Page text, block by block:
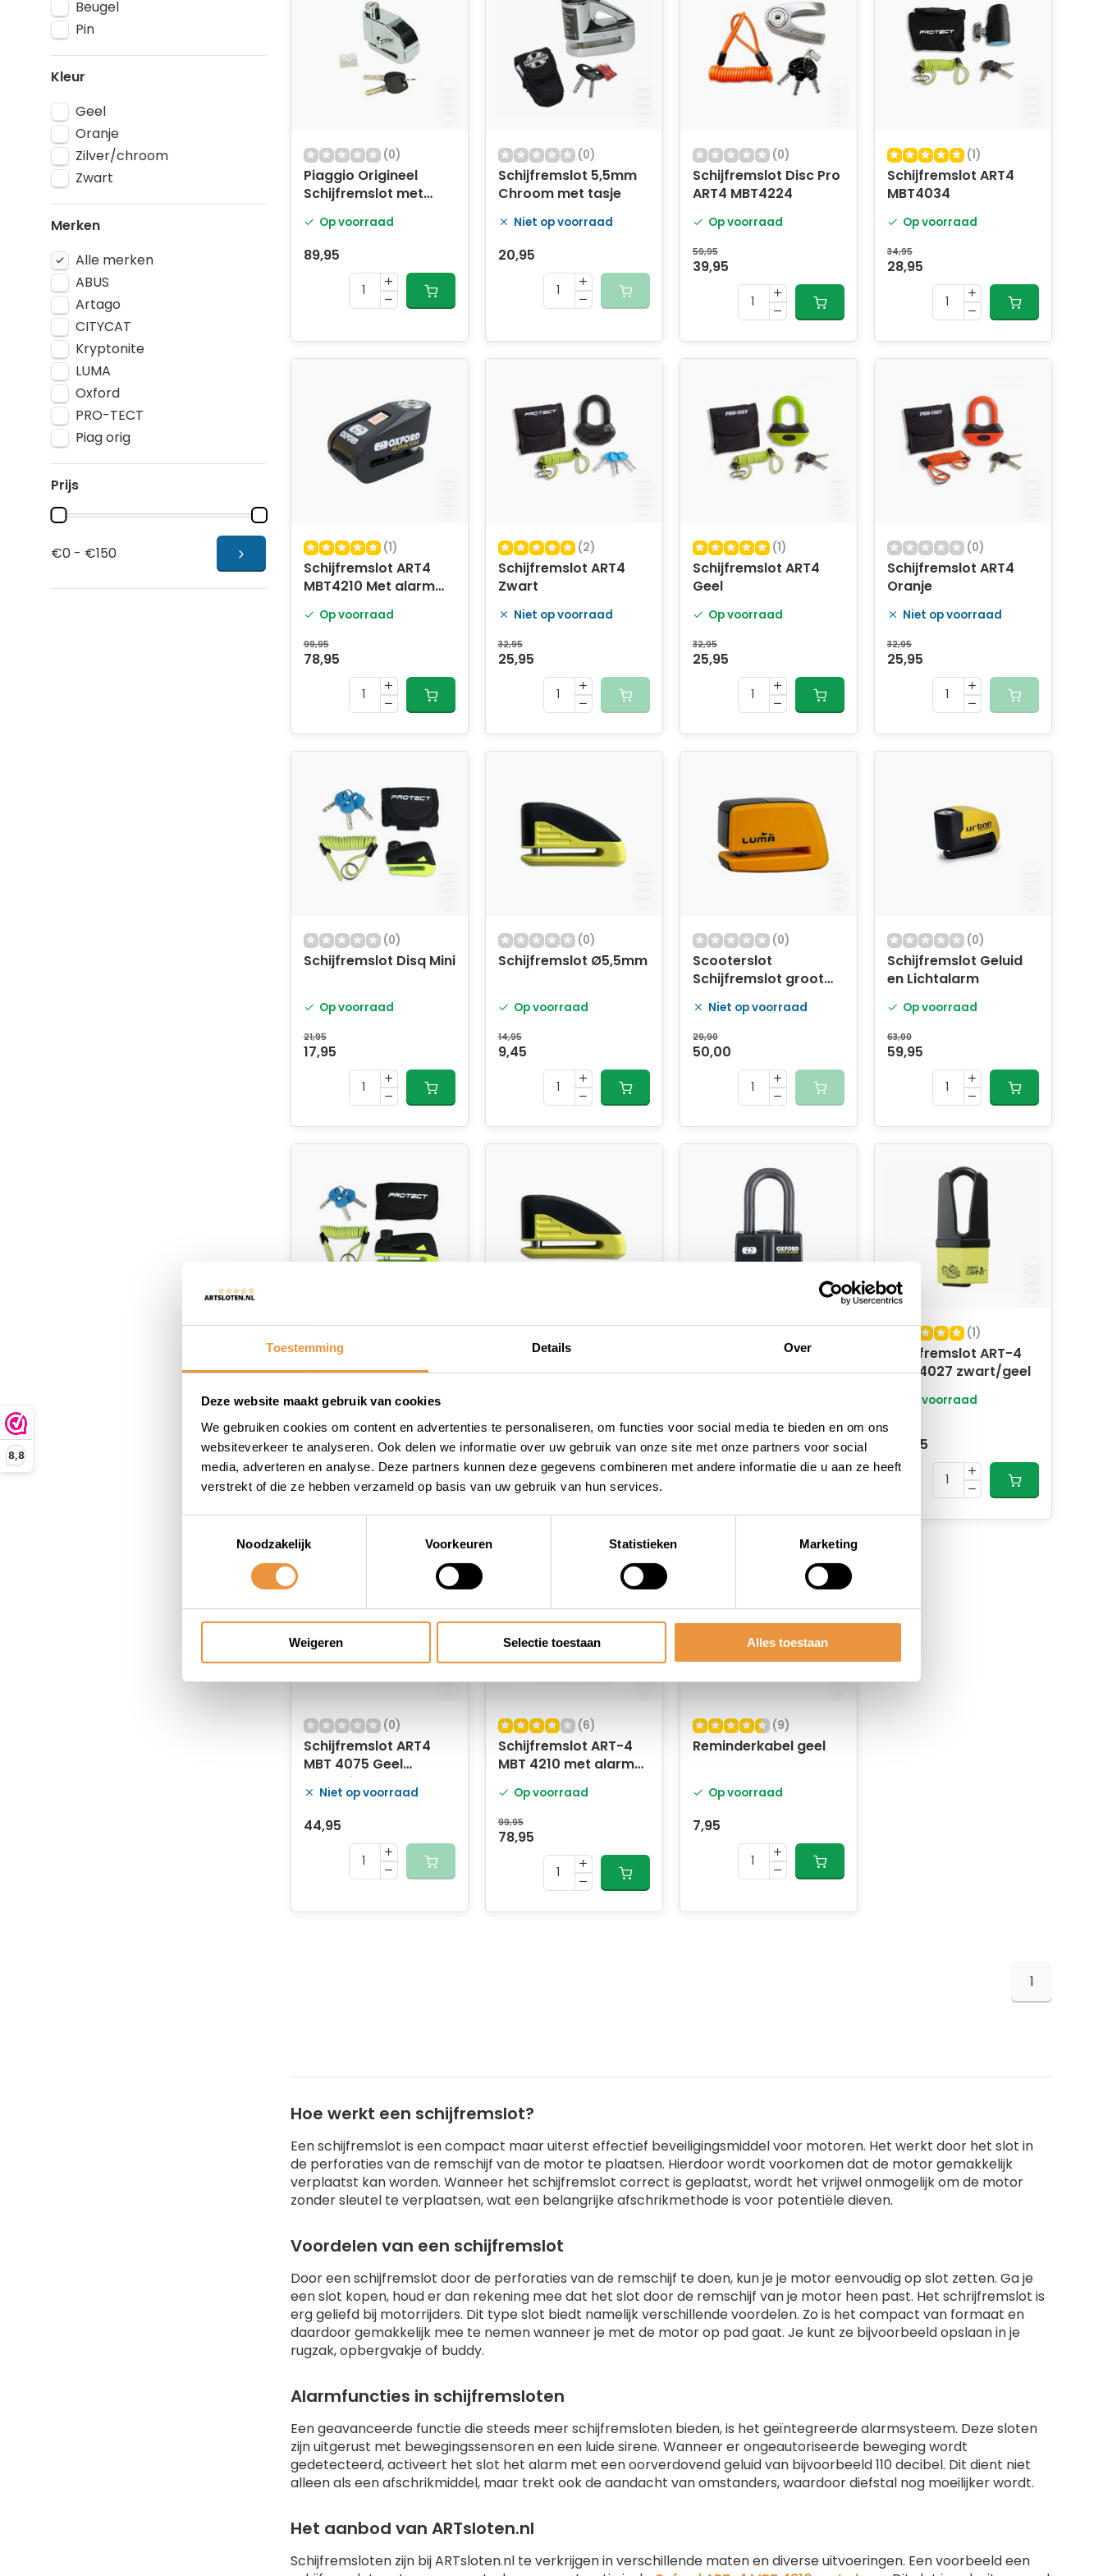
Toestemming Details Over
Deze website maakt gebruik van cookies
We gebruiken cookies om content en advertenties te personaliseren, om functies voor social media te bieden en om ons
websiteverkeer te analyseren. Ook delen we informatie over uw gebruik van onze site met onze partners voor social
media, adverteren en analyse. Deze partners kunnen deze gegevens combineren met andere informatie die u aan ze heeft
verstrekt of die ze hebben verzameld op basis van uw gebruik van hun services.
Noodzakelijk
Voorkeuren Statistieken Marketing
Weigeren Selectie toestaan Alles toestaan
8,8
Beugel
Pin
Kleur
Geel
Oranje
Zilver/chroom
Zwart
Merken
Alle merken
ABUS
Artago
CITYCAT
Kryptonite
LUMA
Oxford
PRO-TECT
Piag orig
Prijs
€0 - €150
(0)
Piaggio Origineel
Schijfremslot met
Op voorraad
89,95
(0)
Schijfremslot 5,5mm
Chroom met tasje
Niet op voorraad
20,95
(0)
Schijfremslot Disc Pro
ART4 MBT4224
Op voorraad
59,95
39,95
(1)
Schijfremslot ART4
MBT4034
Op voorraad
34,95
28,95
(1)
Schijfremslot ART4
MBT4210 Met alarm
Op voorraad
99,95
78,95
(2)
Schijfremslot ART4
Zwart
Niet op voorraad
32,95
25,95
(1)
Schijfremslot ART4
Geel
Op voorraad
32,95
25,95
(0)
Schijfremslot ART4
Oranje
Niet op voorraad
32,95
25,95
(0)
Schijfremslot Disq Mini
Op voorraad
21,95
17,95
(0)
Schijfremslot Ø5,5mm
Op voorraad
14,95
9,45
(0)
Scooterslot
Schijfremslot groot
5mm Oranje 91d
Niet op voorraad
29,90
50,00
(0)
Schijfremslot Geluid
en Lichtalarm
Op voorraad
63,00
59,95
Schijfremslot Disq
Maxi
Op voorraad
27,95
19,95
Schijfremslot Ø10mm
12,95
Schijfremslot ART4
MBT4075 Zwart Alarm
84,95
(1)
Schijfremslot ART-4
MBT 4027 zwart/geel
Op voorraad
139,95
126,95
(0)
Schijfremslot ART4
MBT 4075 Geel
Nemesis
Niet op voorraad
44,95
(6)
Schijfremslot ART-4
MBT 4210 met alarm
Op voorraad
99,95
78,95
(9)
Reminderkabel geel
Op voorraad
7,95
1
Hoe werkt een schijfremslot?
Een schijfremslot is een compact maar uiterst effectief beveiligingsmiddel voor motoren. Het werkt door het slot in
de perforaties van de remschijf van de motor te plaatsen. Hierdoor wordt voorkomen dat de motor gemakkelijk
verplaatst kan worden. Wanneer het schijfremslot correct is geplaatst, wordt het vrijwel onmogelijk om de motor
zonder sleutel te verplaatsen, wat een belangrijke afschrikmethode is voor potentiële dieven.
Voordelen van een schijfremslot
Door een schijfremslot door de perforaties van de remschijf te doen, kun je je motor eenvoudig op slot zetten. Ga je
een slot kopen, houd er dan rekening mee dat het slot door de remschijf van je motor heen past. Het schrijfremslot is
erg geliefd bij motorrijders. Dit type slot biedt namelijk verschillende voordelen. Zo is het compact van formaat en
daardoor gemakkelijk mee te nemen wanneer je met de motor op pad gaat. Je kunt ze bijvoorbeeld opslaan in je
rugzak, opbergvakje of buddy.
Alarmfuncties in schijfremsloten
Een geavanceerde functie die steeds meer schijfremsloten bieden, is het geïntegreerde alarmsysteem. Deze sloten
zijn uitgerust met bewegingssensoren en een luide sirene. Wanneer er ongeautoriseerde beweging wordt
gedetecteerd, activeert het slot het alarm met een oorverdovend geluid van bijvoorbeeld 110 decibel. Dit dient niet
alleen als een afschrikmiddel, maar trekt ook de aandacht van omstanders, waardoor diefstal nog moeilijker wordt.
Het aanbod van ARTsloten.nl
Schijfremsloten zijn bij ARTsloten.nl te verkrijgen in verschillende maten en diverse uitvoeringen. Een voorbeeld een